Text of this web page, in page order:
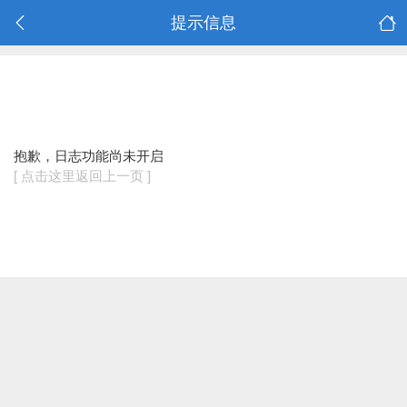
提示信息
抱歉，日志功能尚未开启
[ 点击这里返回上一页 ]